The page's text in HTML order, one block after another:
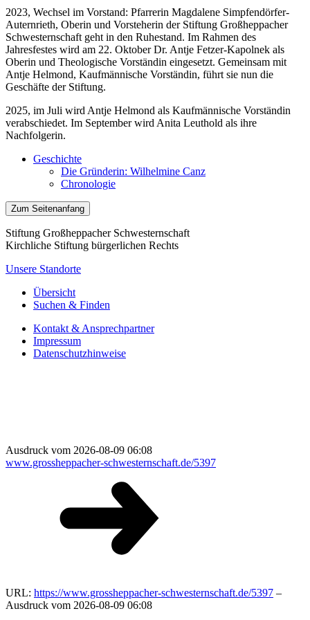
2023, Wechsel im Vorstand: Pfarrerin Magdalene Simpfendörfer-
Auternrieth, Oberin und Vorsteherin der Stiftung Großheppacher
Schwesternschaft geht in den Ruhestand. Im Rahmen des
Jahresfestes wird am 22. Oktober Dr. Antje Fetzer-Kapolnek als
Oberin und Theologische Vorständin eingesetzt. Gemeinsam mit
Antje Helmond, Kaufmännische Vorständin, führt sie nun die
Geschäfte der Stiftung.
2025, im Juli wird Antje Helmond als Kaufmännische Vorständin
verabschiedet. Im September wird Anita Leuthold als ihre
Nachfolgerin.
Geschichte
Die Gründerin: Wilhelmine Canz
Chronologie
Zum Seitenanfang
Stiftung Großheppacher Schwesternschaft
Kirchliche Stiftung bürgerlichen Rechts
Unsere Standorte
Übersicht
Suchen & Finden
Kontakt & Ansprechpartner
Impressum
Datenschutzhinweise
Ausdruck vom 2026-08-09 06:08
www.grossheppacher-schwesternschaft.de/5397
URL: https://www.grossheppacher-schwesternschaft.de/5397 –
Ausdruck vom 2026-08-09 06:08